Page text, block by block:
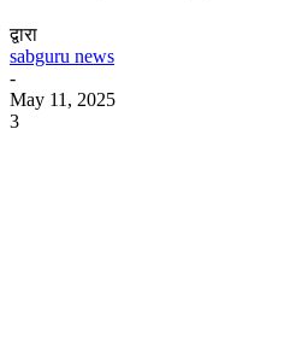
द्वारा
sabguru news
-
May 11, 2025
3